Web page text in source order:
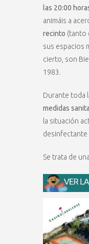
las 20:00
animáis a
recinto (tanto
sus espacios
cierto, son
1983.
Durante toda
medidas
la situación
Se trata de una